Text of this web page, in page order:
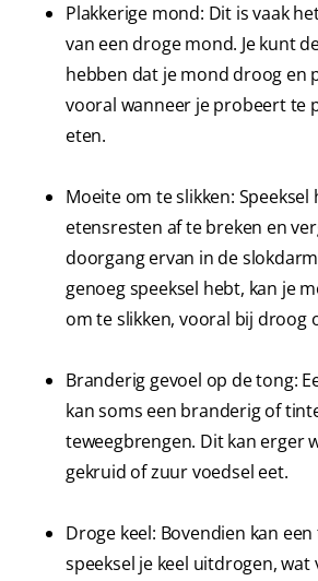
Plakkerige mond: Dit is vaak
van een droge mond. Je kunt
hebben dat je mond droog en
vooral wanneer je probeert te
eten.
Moeite om te slikken: Speeksel
etensresten af te breken en
doorgang ervan in de
genoeg speeksel hebt, kan je
om te slikken, vooral bij droog
Branderig gevoel op de tong:
kan soms een branderig of
teweegbrengen. Dit kan erger
gekruid of zuur voedsel eet.
Droge keel: Bovendien kan
speeksel je keel uitdrogen, wat